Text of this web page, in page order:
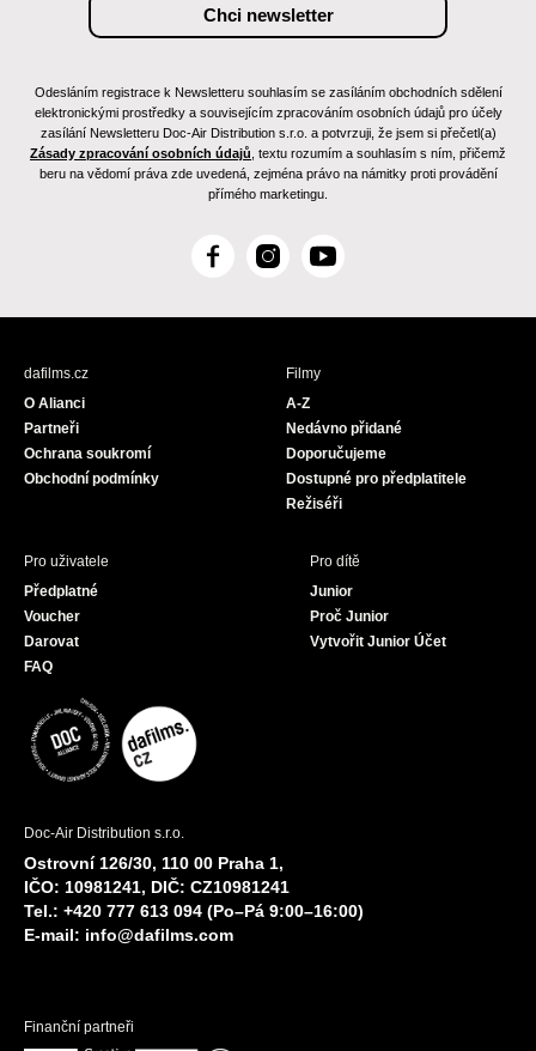
Odesláním registrace k Newsletteru souhlasím se zasíláním obchodních sdělení
elektronickými prostředky a souvisejícím zpracováním osobních údajů pro účely
zasílání Newsletteru Doc-Air Distribution s.r.o. a potvrzuji, že jsem si přečetl(a)
Zásady zpracování osobních údajů , textu rozumím a souhlasím s ním, přičemž
beru na vědomí práva zde uvedená, zejména právo na námitky proti provádění
přímého marketingu.
F
c
I
s
Y
u
dafilms.cz
O Alianci
Partneři
Ochrana soukromí
Obchodní podmínky
Filmy
A-Z
Nedávno přidané
Doporučujeme
Dostupné pro předplatitele
Režiséři
Pro uživatele
Předplatné
Voucher
Darovat
FAQ
Pro dítě
Junior
Proč Junior
Vytvořit Junior Účet
Doc-Air Distribution s.r.o.
Ostrovní 126/30, 110 00 Praha 1,
IČO: 10981241, DIČ: CZ10981241
Tel.: +420 777 613 094 (Po–Pá 9:00–16:00)
E-mail: info@dafilms.com
Finanční partneři